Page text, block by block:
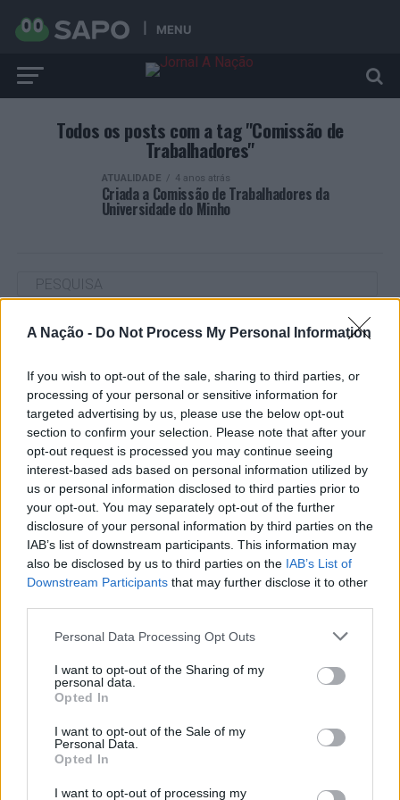
A Nação - Do Not Process My Personal Information
If you wish to opt-out of the sale, sharing to third parties, or
processing of your personal or sensitive information for
targeted advertising by us, please use the below opt-out
section to confirm your selection. Please note that after your
opt-out request is processed you may continue seeing
interest-based ads based on personal information utilized by
us or personal information disclosed to third parties prior to
your opt-out. You may separately opt-out of the further
disclosure of your personal information by third parties on the
IAB’s list of downstream participants. This information may
also be disclosed by us to third parties on the IAB’s List of
Downstream Participants that may further disclose it to other
Personal Data Processing Opt Outs
I want to opt-out of the Sharing of my
personal data.
Opted In
I want to opt-out of the Sale of my
Personal Data.
Opted In
I want to opt-out of processing my
MENU
Todos os posts com a tag "Comissão de
Trabalhadores"
ATUALIDADE 4 anos atrás
Criada a Comissão de Trabalhadores da
Universidade do Minho
ARTIGOS RECENTES
Cultura digital pode “comprometer” a criatividade antes
de “provocar” mudanças genéticas, diz neurocientista
“Millennium Estoril Open 2026” regressou ao circuito ATP
com vitória do francês Luca Van Assche
Castelo Branco: “Bienal Internacional de Artes e Ofícios”
promete afirmar artesanato, património e inovação como
“motores de desenvolvimento económico e cultural” do
município português
Covilhã: Especialista aponta investimento estrangeiro e
valorização imobiliária como motores do crescimento da
Beira Interior
Rio de Janeiro: Governo do Estado propõe parceria com a
FUNCEX para “reforçar inteligência sobre comércio